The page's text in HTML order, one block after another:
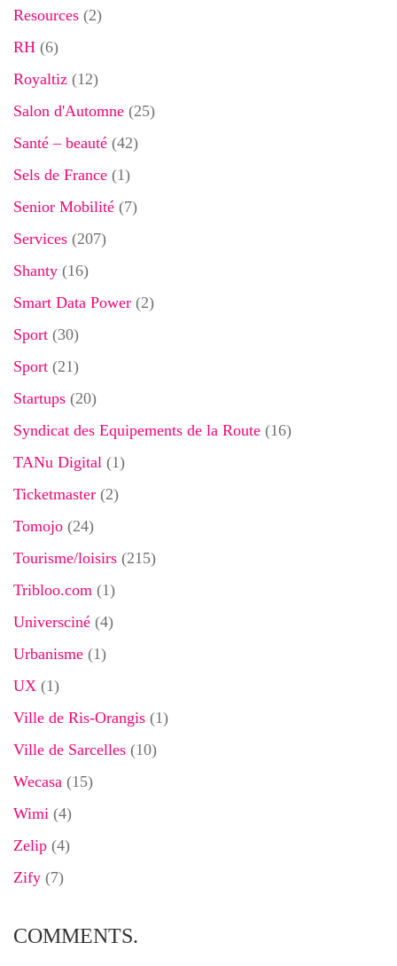
Resources (2)
RH (6)
Royaltiz (12)
Salon d'Automne (25)
Santé – beauté (42)
Sels de France (1)
Senior Mobilité (7)
Services (207)
Shanty (16)
Smart Data Power (2)
Sport (30)
Sport (21)
Startups (20)
Syndicat des Equipements de la Route (16)
TANu Digital (1)
Ticketmaster (2)
Tomojo (24)
Tourisme/loisirs (215)
Tribloo.com (1)
Universciné (4)
Urbanisme (1)
UX (1)
Ville de Ris-Orangis (1)
Ville de Sarcelles (10)
Wecasa (15)
Wimi (4)
Zelip (4)
Zify (7)
COMMENTS.